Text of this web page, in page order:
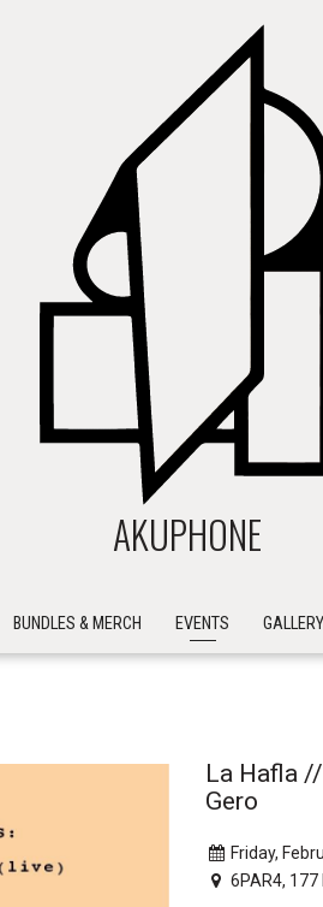
AKUPHONE
BUNDLES & MERCH EVENTS GALLERY
La Hafla
Gero
Friday,
6PAR4,